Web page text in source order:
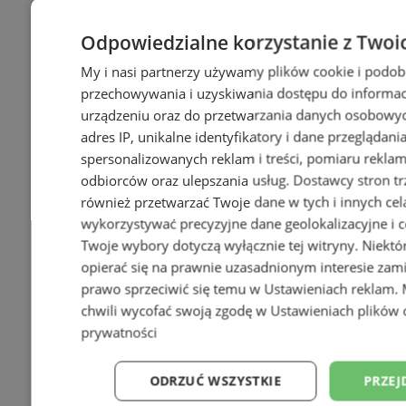
Odpowiedzialne korzystanie z
My i nasi partnerzy używamy plików cookie i
przechowywania i uzyskiwania dostępu do
urządzeniu oraz do przetwarzania danych
adres IP, unikalne identyfikatory i dane
spersonalizowanych reklam i treści, pomiaru
odbiorców oraz ulepszania usług. Dostawcy stron
również przetwarzać Twoje dane w tych i innych
wykorzystywać precyzyjne dane geolokalizacyjne i
Twoje wybory dotyczą wyłącznie tej witryny.
opierać się na prawnie uzasadnionym interesie
prawo sprzeciwić się temu w Ustawieniach reklam.
chwili wycofać swoją zgodę w Ustawieniach plików
prywatności
ODRZUĆ WSZYSTKIE